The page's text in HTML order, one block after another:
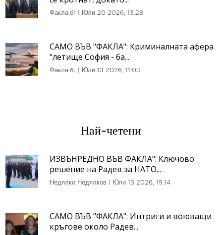
Факла.бг | Юли 20 2026, 13:28
САМО ВЪВ "ФАКЛА": Криминалната афера
"летище София - ба...
Факла.бг | Юли 13 2026, 11:03
Най-четени
ИЗВЪНРЕДНО ВЪВ ФАКЛА": Ключово
решение на Радев за НАТО...
Недялко Недялков | Юли 13 2026, 19:14
САМО ВЪВ "ФАКЛА": Интриги и воюващи
кръгове около Радев...